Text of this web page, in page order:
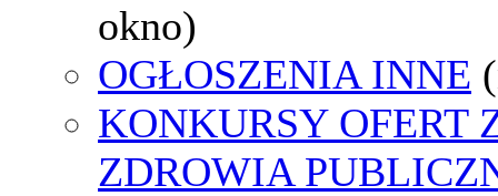
okno)
OGŁOSZENIA INNE
KONKURSY OFERT
ZDROWIA